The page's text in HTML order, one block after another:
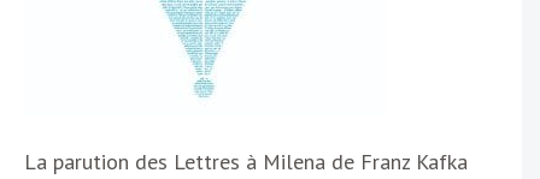
La parution des Lettres à Milena de Franz Kafka